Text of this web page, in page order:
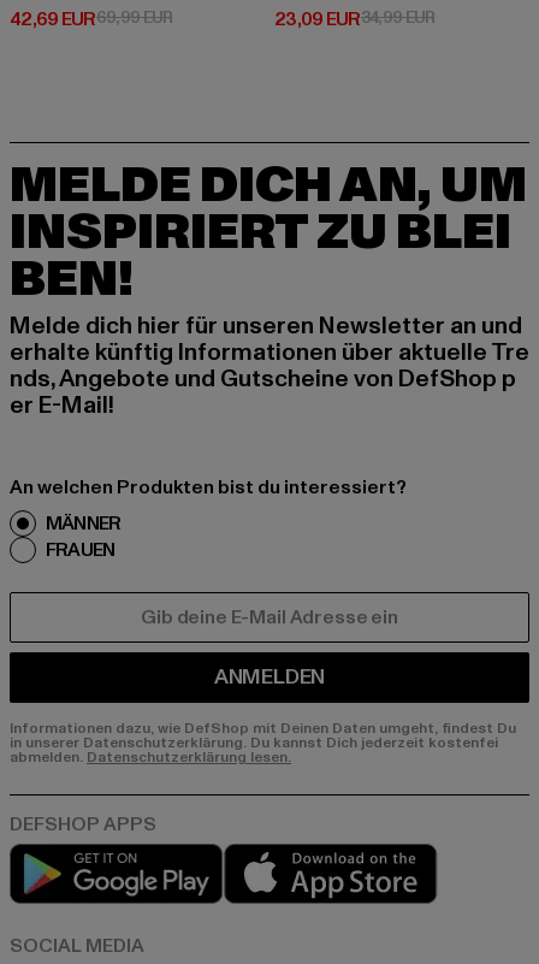
42,69 EUR
Derzeitiger Preis: 42,69 EUR
69,99 EURAktionspreis: 69,99 EUR
23,09 EUR
Derzeitiger Preis: 23,09 EUR
34,99 EURAktionspreis:
MELDE DICH AN, UM
INSPIRIERT ZU BLEI
BEN!
Melde dich hier für unseren Newsletter an und
erhalte künftig Informationen über aktuelle Tre
nds, Angebote und Gutscheine von DefShop p
er E-Mail!
An welchen Produkten bist du interessiert?
MÄNNER
FRAUEN
ANMELDEN
Informationen dazu, wie DefShop mit Deinen Daten umgeht, findest Du
in unserer Datenschutzerklärung. Du kannst Dich jederzeit kostenfei
abmelden. Datenschutzerklärung lesen.
Play market